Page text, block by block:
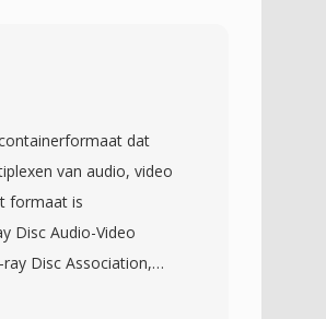
of speler.
en interlaced
werd synoniem met
zich over
media en
zichzelf. Één
— GIF-
dat
van audio, video
formaat is
Disc Audio-Video
Disc Association,
werden